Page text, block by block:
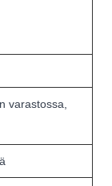
varastossa,